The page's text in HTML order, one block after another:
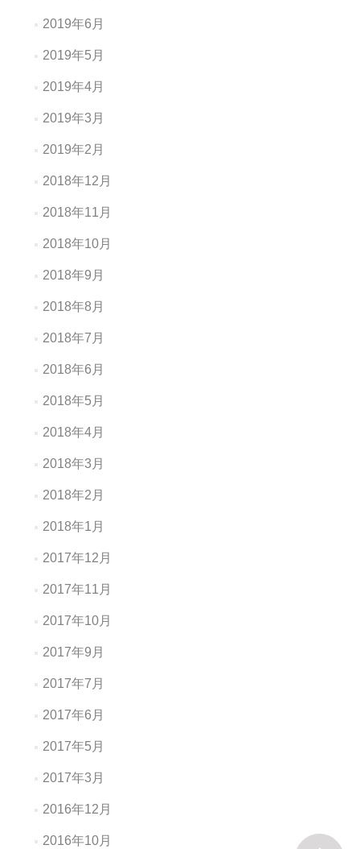
2019年6月
2019年5月
2019年4月
2019年3月
2019年2月
2018年12月
2018年11月
2018年10月
2018年9月
2018年8月
2018年7月
2018年6月
2018年5月
2018年4月
2018年3月
2018年2月
2018年1月
2017年12月
2017年11月
2017年10月
2017年9月
2017年7月
2017年6月
2017年5月
2017年3月
2016年12月
2016年10月